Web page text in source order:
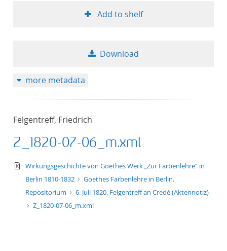
Add to shelf
Download
more metadata
Felgentreff, Friedrich
Z_1820-07-06_m.xml
text/xml
Wirkungsgeschichte von Goethes Werk „Zur Farbenlehre“ in
Berlin 1810-1832
Goethes Farbenlehre in Berlin.
Repositorium
6. Juli 1820. Felgentreff an Credé (Aktennotiz)
Z_1820-07-06_m.xml